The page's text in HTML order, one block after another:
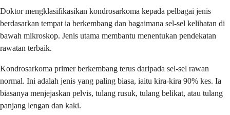
Doktor mengklasifikasikan kondrosarkoma kepada pelbagai jenis
berdasarkan tempat ia berkembang dan bagaimana sel-sel kelihatan di
bawah mikroskop. Jenis utama membantu menentukan pendekatan
rawatan terbaik.
Kondrosarkoma primer berkembang terus daripada sel-sel rawan
normal. Ini adalah jenis yang paling biasa, iaitu kira-kira 90% kes. Ia
biasanya menjejaskan pelvis, tulang rusuk, tulang belikat, atau tulang
panjang lengan dan kaki.